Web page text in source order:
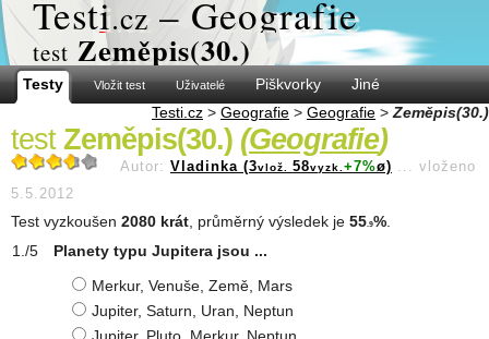
Testi.cz – Geografie
test Zeměpis(30.)
Testy Vložit test Uživatelé Piškvorky
Jiné
Testi.cz > Geografie > Geografie > Zeměpis(30.)
test Zeměpis(30.) (Geografie)
Autor: Vladinka (3vlož. 58vyzk. +7%ø) ... vloženo
5.5.2012
Test vyzkoušen 2080 krát , průměrný výsledek je 55 .9%
Planety typu Jupitera jsou ...
Merkur, Venuše, Země, Mars
Jupiter, Saturn, Uran, Neptun